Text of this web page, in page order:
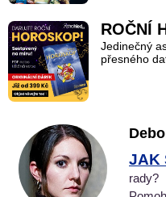
ROČNÍ
Jedinečný
přesného
JAK
rady?